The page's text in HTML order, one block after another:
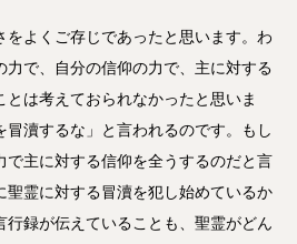
をよくご存じであったと思います。わ
力で、自分の信仰の力で、主に対する
とは考えておられなかったと思いま
瀆するな」と言われるのです。もし
で主に対する信仰を全うするのだと言
聖霊に対する冒瀆を犯し始めているか
行録が伝えていることも、聖霊がどん